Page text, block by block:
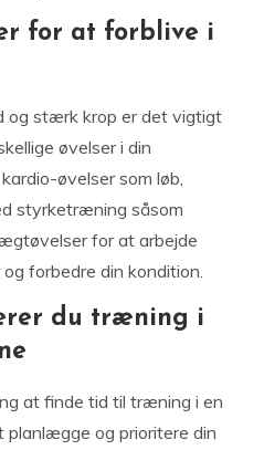
for at forblive i
og stærk krop er det vigtigt
øvelser i din
øvelser som løb,
styrketræning såsom
for at arbejde
forbedre din kondition.
du træning i
at finde tid til træning i en
planlægge og prioritere din